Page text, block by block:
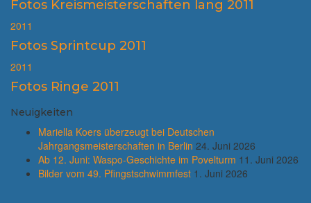
Fotos Kreismeisterschaften lang 2011
2011
Fotos Sprintcup 2011
2011
Fotos Ringe 2011
Neuigkeiten
Mariella Koers überzeugt bei Deutschen
Jahrgangsmeisterschaften in Berlin 24. Juni 2026
Ab 12. Juni: Waspo-Geschichte im Povelturm 11. Juni 2026
Bilder vom 49. Pfingstschwimmfest 1. Juni 2026